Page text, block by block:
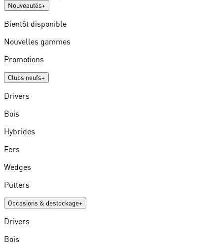
Nouveautés+
Bientôt disponible
Nouvelles gammes
Promotions
Clubs neufs+
Drivers
Bois
Hybrides
Fers
Wedges
Putters
Occasions & destockage+
Drivers
Bois